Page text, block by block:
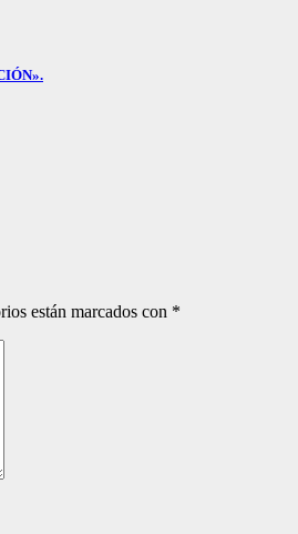
están marcados con *